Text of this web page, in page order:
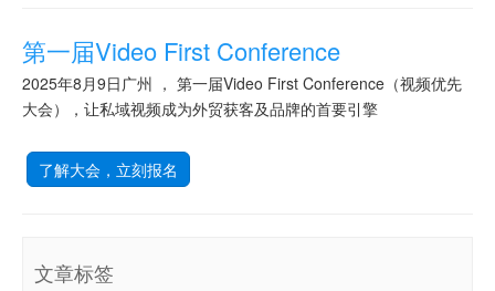
第一届Video First Conference
2025年8月9日广州 ， 第一届Video First Conference（视频优先
大会），让私域视频成为外贸获客及品牌的首要引擎
了解大会，立刻报名
文章标签